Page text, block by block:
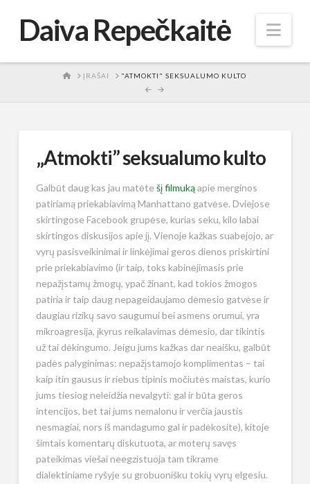
Daiva Repečkaitė
HOMEĮRAŠAI "ATMOKTI" SEKSUALUMO KULTO
„Atmokti” seksualumo kulto
Galbūt daug kas jau matėte šį filmukąapie merginos
patiriamą priekabiavimą Manhattano gatvėse. Dviejose
skirtingose Facebook grupėse, kurias seku, kilo labai
skirtingos diskusijos apie jį. Vienoje kažkas suabejojo, ar
vyrų pasisveikinimai ir linkėjimai geros dienos priskirtini
prie priekabiavimo (ir taip, toks kabinėjimasis prie
nepažįstamų žmogų, ypač žinant, kad tokios žmogos
patiria ir taip daug nepageidaujamo dėmesio gatvėse ir
daugiau rizikų savo saugumui bei asmens orumui, yra
mikroagresija, įkyrus reikalavimas dėmesio, dar tikintis
už tai dėkingumo. Jeigu jums kažkas dar neaišku, galbūt
padės palyginimas: nepažįstamojo komplimentas – tai
kaip itin gausus ir riebus tipinis močiutės maistas, kurio
jums tiesiog neleidžia nevalgyti: gal ir būta geros
intencijos, bet tai jums nemalonu ir verčia jaustis
nesmagiai, nors iš mandagumo gal ir padėkosite), kitoje
šimtais komentarų diskutuota, ar moterų savęs
pateikimas viešai neegzistuoja tam tikrame
dialektiniame ryšyje su grobuonišku tokių vyrų elgesiu.